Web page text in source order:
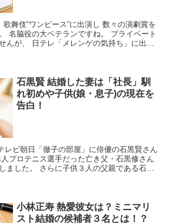
歌舞伎“ワンピース”に出演し 数々の演劇賞を
名脇役の大ベテランですね。 プライベート
んが、 日テレ「メレンゲの気持ち」に出
石黒賢 結婚した妻は「社長」馴
れ初めや子供(娘・息子)の現在を
告白！
レビ朝日「徹子の部屋」に俳優の石黒賢さん
プロテニス選手だった亡き父・石黒修さん
ました。 さらに子供３人の父親である石黒
小林正寿 熱愛彼女は？ミニマリ
スト結婚の候補者３名とは！？